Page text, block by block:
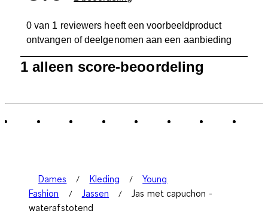
0 van 1 reviewers heeft een voorbeeldproduct
ontvangen of deelgenomen aan een aanbieding
van
1 alleen score-beoordeling
Dames Kleding
Young
Fashion
Jassen
Jas met capuchon -
waterafstotend